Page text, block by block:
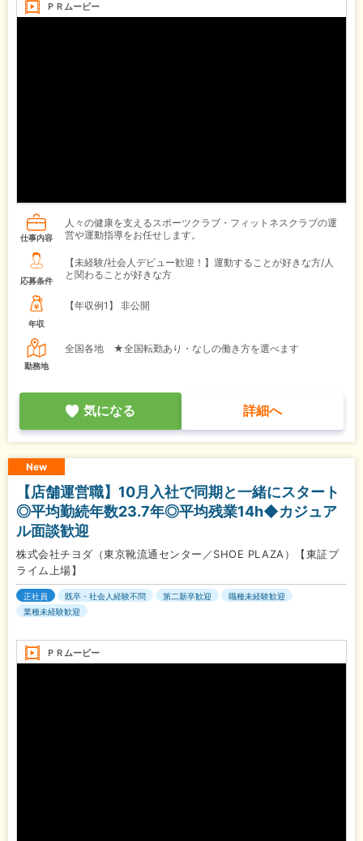
ＰＲムービー
仕事内容
人々の健康を支えるスポーツクラブ・フィットネスクラブの運
営や運動指導をお任せします。
応募条件
【未経験/社会人デビュー歓迎！】運動することが好きな方/人
と関わることが好きな方
年収
【年収例1】 非公開
勤務地
全国各地 ★全国転勤あり・なしの働き方を選べます
気になる 詳細へ
New
【店舗運営職】10月入社で同期と一緒にスタート
◎平均勤続年数23.7年◎平均残業14h◆カジュア
ル面談歓迎
株式会社チヨダ（東京靴流通センター／SHOE PLAZA）【東証プ
ライム上場】
正社員 既卒・社会人経験不問 第二新卒歓迎
職種未経験歓迎
業種未経験歓迎
ＰＲムービー